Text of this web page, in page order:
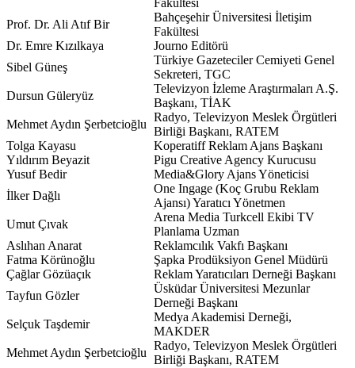
Fakültesi
Prof. Dr. Ali Atıf Bir
Bahçeşehir Üniversitesi İletişim
Fakültesi
Dr. Emre Kızılkaya
Journo Editörü
Sibel Güneş
Türkiye Gazeteciler Cemiyeti Genel
Sekreteri, TGC
Dursun Güleryüz
Televizyon İzleme Araştırmaları A.Ş.
Başkanı, TİAK
Mehmet Aydın Şerbetcioğlu
Radyo, Televizyon Meslek Örgütleri
Birliği Başkanı, RATEM
Tolga Kayasu
Koperatiff Reklam Ajans Başkanı
Yıldırım Beyazit
Pigu Creative Agency Kurucusu
Yusuf Bedir
Media&Glory Ajans Yöneticisi
İlker Dağlı
One Ingage (Koç Grubu Reklam
Ajansı) Yaratıcı Yönetmen
Umut Çıvak
Arena Media Turkcell Ekibi TV
Planlama Uzman
Aslıhan Anarat
Reklamcılık Vakfı Başkanı
Fatma Körünoğlu
Şapka Prodüksiyon Genel Müdürü
Çağlar Gözüaçık
Reklam Yaratıcıları Derneği Başkanı
Tayfun Gözler
Üsküdar Üniversitesi Mezunlar
Derneği Başkanı
Selçuk Taşdemir
Medya Akademisi Derneği,
MAKDER
Mehmet Aydın Şerbetcioğlu
Radyo, Televizyon Meslek Örgütleri
Birliği Başkanı, RATEM